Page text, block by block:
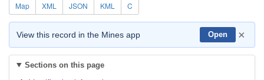
Map XML JSON KML C
View this record in the Mines app Open ×
Sections on this page